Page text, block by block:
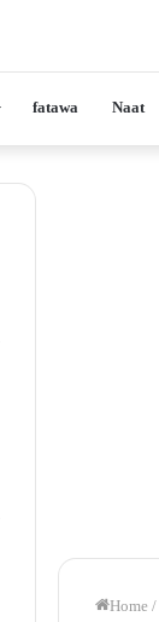
fatawa Naat
Home/